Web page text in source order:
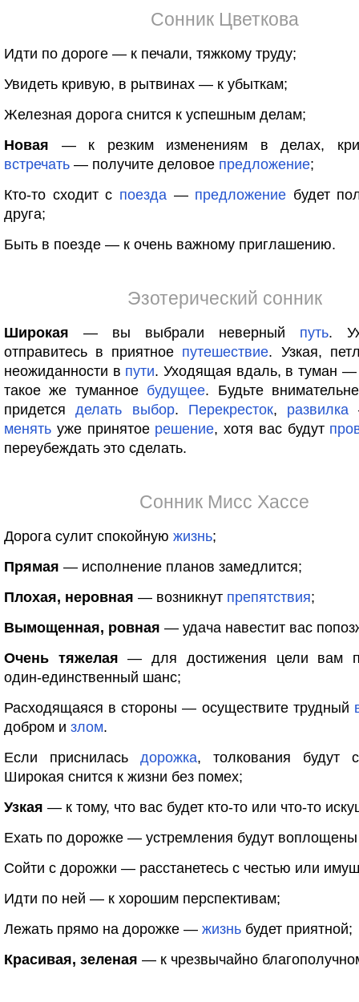
Сонник Цветкова
Идти по дороге — к печали, тяжкому труду;
Увидеть кривую, в рытвинах — к убыткам;
Железная дорога снится к успешным делам;
Новая — к резким изменениям в делах,
встречать — получите деловое предложение;
Кто-то сходит с поезда— предложение будет
друга;
Быть в поезде — к очень важному приглашению.
Эзотерический сонник
Широкая — вы выбрали неверный путь.
отправитесь в приятное путешествие. Узкая,
неожиданности в пути. Уходящая вдаль, в туман —
такое же туманное будущее. Будьте
придетсяделать выбор. Перекресток, развилка
менять уже принятое решение, хотя вас будут
переубеждать это сделать.
Сонник Мисс Хассе
Дорога сулит спокойную жизнь;
Прямая — исполнение планов замедлится;
Плохая, неровная — возникнут препятствия;
Вымощенная, ровная — удача навестит вас
Очень тяжелая — для достижения цели вам
один-единственный шанс;
Расходящаяся в стороны — осуществите трудный
добром и злом.
Если приснилась дорожка, толкования будут
Широкая снится к жизни без помех;
Узкая — к тому, что вас будет кто-то или что-то
Ехать по дорожке — устремления будут
Сойти с дорожки — расстанетесь с честью или
Идти по ней — к хорошим перспективам;
Лежать прямо на дорожке — жизнь будет приятной;
Красивая, зеленая — к чрезвычайно